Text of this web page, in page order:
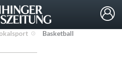
Basketball